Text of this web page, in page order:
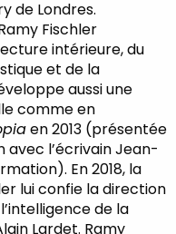
de Londres.
Fischler
intérieure, du
et de la
aussi une
comme en
en 2013 (présentée
l’écrivain Jean-
En 2018, la
lui confie la direction
de la
Lardet. Ramy